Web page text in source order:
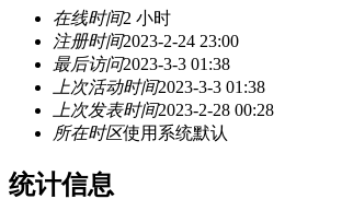
在线时间2 小时
注册时间2023-2-24 23:00
最后访问2023-3-3 01:38
上次活动时间2023-3-3 01:38
上次发表时间2023-2-28 00:28
所在时区使用系统默认
统计信息